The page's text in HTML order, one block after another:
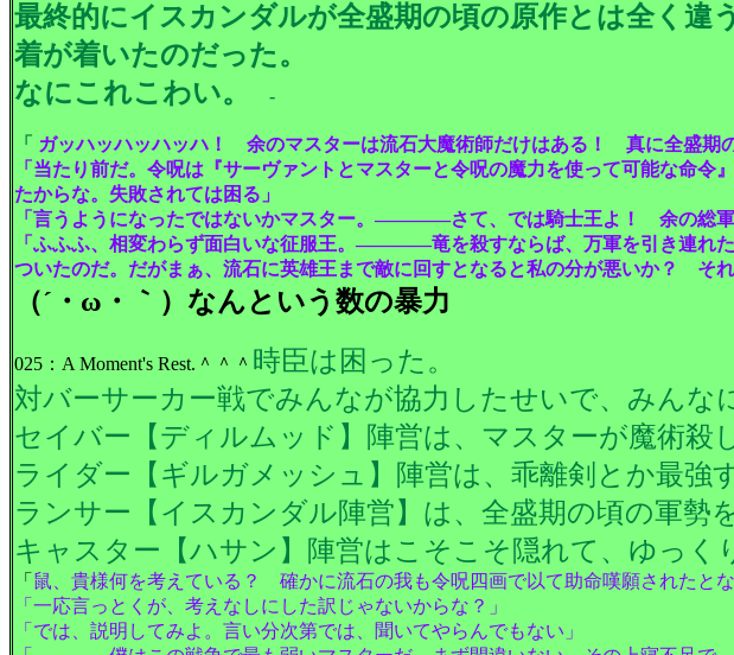
最終的にイスカンダルが全盛期の頃の原作とは全く
着が着いたのだった。
なにこれこわい。
-
「
ガッハッハッハッハ！ 余のマスターは流石大魔術師だけはある！ 真に全盛期
「当たり前だ。令呪は『サーヴァントとマスターと令呪の魔力を使って可能な命
たからな。失敗されては困る」
「言うようになったではないかマスター。――――さて、では騎士王よ！ 余の総軍
「ふふふ、相変わらず面白いな征服王。――――竜を殺すならば、万軍を引き連れ
ついたのだ。だがまぁ、流石に英雄王まで敵に回すとなると私の分が悪いか？ そ
（´・ω・｀）なんという数の暴力
025：A Moment's Rest.＾＾＾ 時臣は困った。
対バーサーカー戦でみんなが協力したせいで、みんな
セイバー【ディルムッド】陣営は、マスターが魔術殺
ライダー【ギルガメッシュ】陣営は、乖離剣とか最強
ランサー【イスカンダル陣営】は、全盛期の頃の軍勢
キャスター【ハサン】陣営はこそこそ隠れて、ゆっく
「 鼠、貴様何を考えている？ 確かに流石の我も令呪四画で以て助命嘆願されたと
「一応言っとくが、考えなしにした訳じゃないからな？」
「では、説明してみよ。言い分次第では、聞いてやらんでもない」